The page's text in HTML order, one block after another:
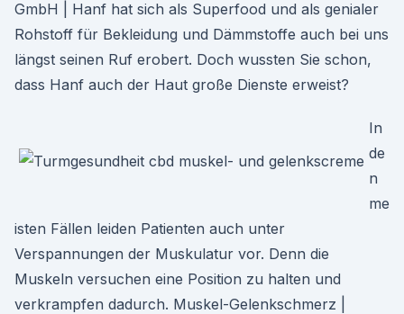
GmbH | Hanf hat sich als Superfood und als genialer
Rohstoff für Bekleidung und Dämmstoffe auch bei uns
längst seinen Ruf erobert. Doch wussten Sie schon,
dass Hanf auch der Haut große Dienste erweist?
In
de
n
me
isten Fällen leiden Patienten auch unter
Verspannungen der Muskulatur vor. Denn die
Muskeln versuchen eine Position zu halten und
verkrampfen dadurch. Muskel-Gelenkschmerz |